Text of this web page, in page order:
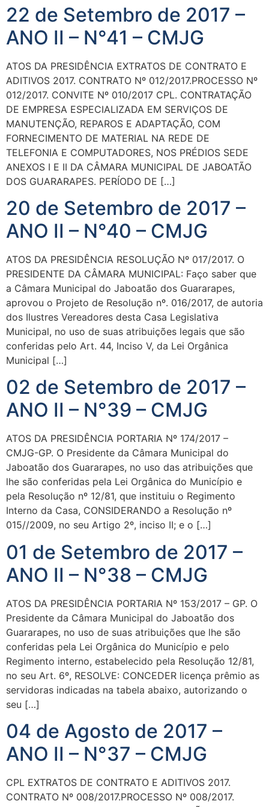
22 de Setembro de 2017 –
ANO II – N°41 – CMJG
ATOS DA PRESIDÊNCIA EXTRATOS DE CONTRATO E
ADITIVOS 2017. CONTRATO Nº 012/2017.PROCESSO Nº
012/2017. CONVITE Nº 010/2017 CPL. CONTRATAÇÃO
DE EMPRESA ESPECIALIZADA EM SERVIÇOS DE
MANUTENÇÃO, REPAROS E ADAPTAÇÃO, COM
FORNECIMENTO DE MATERIAL NA REDE DE
TELEFONIA E COMPUTADORES, NOS PRÉDIOS SEDE
ANEXOS I E II DA CÂMARA MUNICIPAL DE JABOATÃO
DOS GUARARAPES. PERÍODO DE […]
20 de Setembro de 2017 –
ANO II – N°40 – CMJG
ATOS DA PRESIDÊNCIA RESOLUÇÃO Nº 017/2017. O
PRESIDENTE DA CÂMARA MUNICIPAL: Faço saber que
a Câmara Municipal do Jaboatão dos Guararapes,
aprovou o Projeto de Resolução nº. 016/2017, de autoria
dos Ilustres Vereadores desta Casa Legislativa
Municipal, no uso de suas atribuições legais que são
conferidas pelo Art. 44, Inciso V, da Lei Orgânica
Municipal […]
02 de Setembro de 2017 –
ANO II – N°39 – CMJG
ATOS DA PRESIDÊNCIA PORTARIA Nº 174/2017 –
CMJG-GP. O Presidente da Câmara Municipal do
Jaboatão dos Guararapes, no uso das atribuições que
lhe são conferidas pela Lei Orgânica do Município e
pela Resolução nº 12/81, que instituiu o Regimento
Interno da Casa, CONSIDERANDO a Resolução nº
015//2009, no seu Artigo 2º, inciso II; e o […]
01 de Setembro de 2017 –
ANO II – N°38 – CMJG
ATOS DA PRESIDÊNCIA PORTARIA Nº 153/2017 – GP. O
Presidente da Câmara Municipal do Jaboatão dos
Guararapes, no uso de suas atribuições que lhe são
conferidas pela Lei Orgânica do Município e pelo
Regimento interno, estabelecido pela Resolução 12/81,
no seu Art. 6º, RESOLVE: CONCEDER licença prêmio as
servidoras indicadas na tabela abaixo, autorizando o
seu […]
04 de Agosto de 2017 –
ANO II – N°37 – CMJG
CPL EXTRATOS DE CONTRATO E ADITIVOS 2017.
CONTRATO Nº 008/2017.PROCESSO Nº 008/2017.